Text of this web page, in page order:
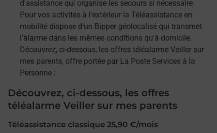
d'assistance qui organise les secours si nécessaire.
Pour vos activités à l'extérieur la Téléassistance en
mobilité dispose d'un Bipper géolocalisé qui transmet
l'alarme dans les mêmes conditions qu'à domicile.
Découvrez, ci-dessous, les offres téléalarme Veiller sur
mes parents, offre portée par La Poste Services à la
Personne :
Découvrez, ci-dessous, les offres
téléalarme Veiller sur mes parents
Téléassistance classique 25,90 €/mois